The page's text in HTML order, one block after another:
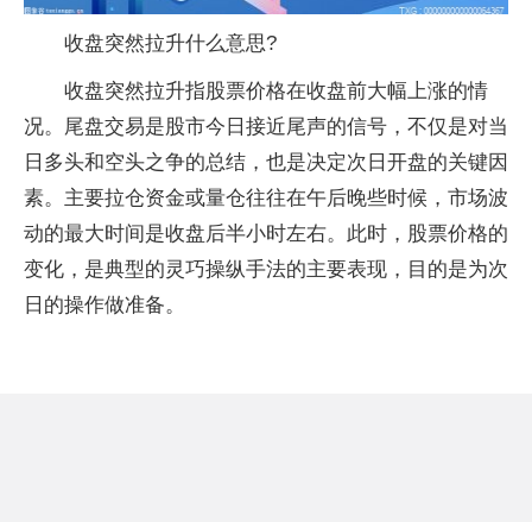
收盘突然拉升什么意思?
收盘突然拉升指股票价格在收盘前大幅上涨的情
况。尾盘交易是股市今日接近尾声的信号，不仅是对当
日多头和空头之争的总结，也是决定次日开盘的关键因
素。主要拉仓资金或量仓往往在午后晚些时候，市场波
动的最大时间是收盘后半小时左右。此时，股票价格的
变化，是典型的灵巧操纵手法的主要表现，目的是为次
日的操作做准备。